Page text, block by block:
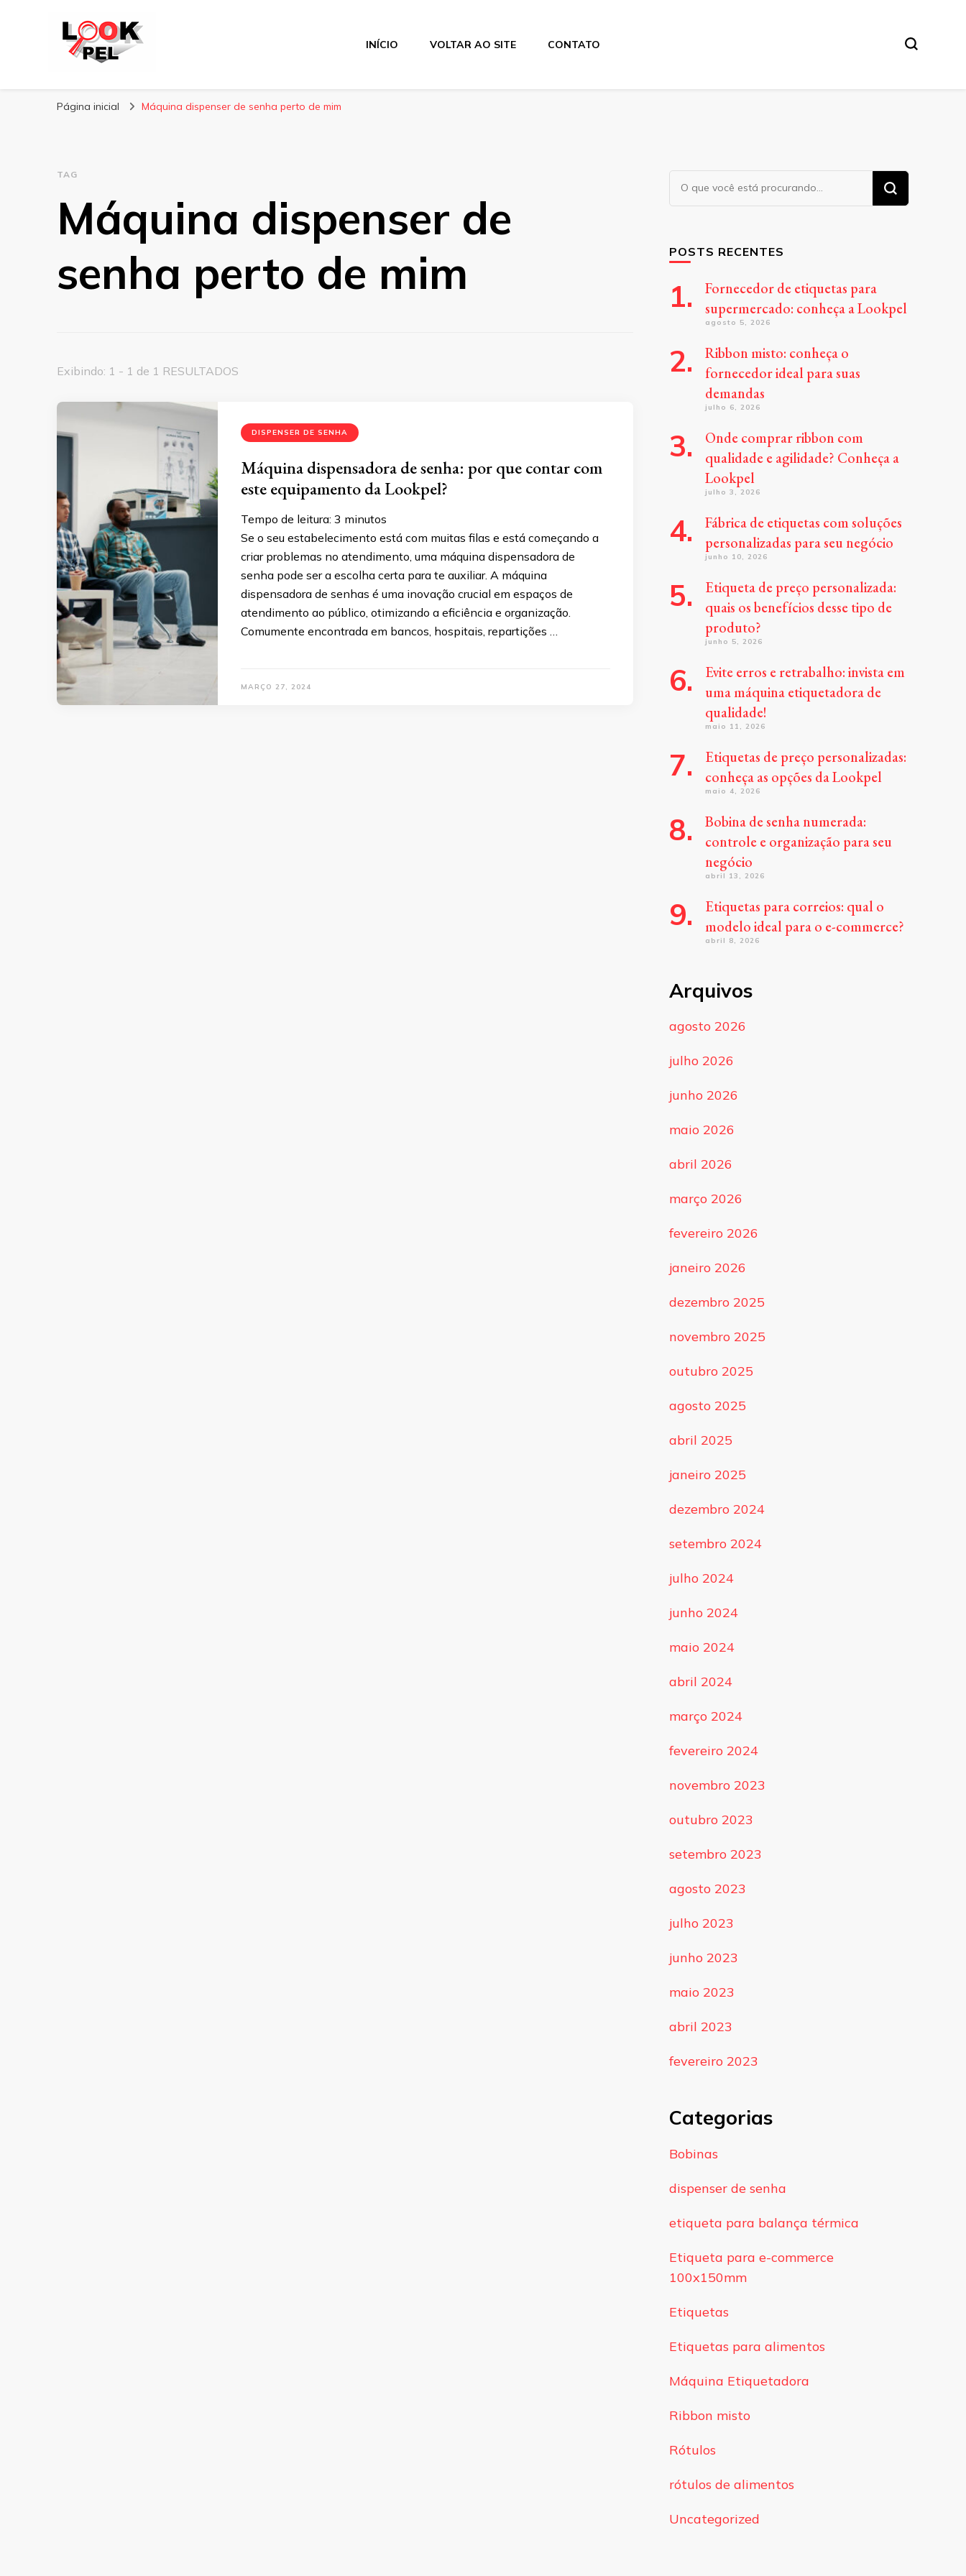
Lookpel
INÍCIO VOLTAR AO SITE CONTATO
Página inicial Máquina dispenser de senha perto de mim
TAG
Máquina dispenser de
senha perto de mim
Exibindo: 1 - 1 de 1 RESULTADOS
DISPENSER DE SENHA
Máquina dispensadora de senha: por que contar com
este equipamento da Lookpel?
Tempo de leitura: 3 minutos
Se o seu estabelecimento está com muitas filas e está começando a
criar problemas no atendimento, uma máquina dispensadora de
senha pode ser a escolha certa para te auxiliar. A máquina
dispensadora de senhas é uma inovação crucial em espaços de
atendimento ao público, otimizando a eficiência e organização.
Comumente encontrada em bancos, hospitais, repartições …
MARÇO 27, 2024
Procurando
algo?
POSTS RECENTES
Fornecedor de etiquetas para
supermercado: conheça a Lookpel
agosto 5, 2026
Ribbon misto: conheça o
fornecedor ideal para suas
demandas
julho 6, 2026
Onde comprar ribbon com
qualidade e agilidade? Conheça a
Lookpel
julho 3, 2026
Fábrica de etiquetas com soluções
personalizadas para seu negócio
junho 10, 2026
Etiqueta de preço personalizada:
quais os benefícios desse tipo de
produto?
junho 5, 2026
Evite erros e retrabalho: invista em
uma máquina etiquetadora de
qualidade!
maio 11, 2026
Etiquetas de preço personalizadas:
conheça as opções da Lookpel
maio 4, 2026
Bobina de senha numerada:
controle e organização para seu
negócio
abril 13, 2026
Etiquetas para correios: qual o
modelo ideal para o e-commerce?
abril 8, 2026
Arquivos
agosto 2026
julho 2026
junho 2026
maio 2026
abril 2026
março 2026
fevereiro 2026
janeiro 2026
dezembro 2025
novembro 2025
outubro 2025
agosto 2025
abril 2025
janeiro 2025
dezembro 2024
setembro 2024
julho 2024
junho 2024
maio 2024
abril 2024
março 2024
fevereiro 2024
novembro 2023
outubro 2023
setembro 2023
agosto 2023
julho 2023
junho 2023
maio 2023
abril 2023
fevereiro 2023
Categorias
Bobinas
dispenser de senha
etiqueta para balança térmica
Etiqueta para e-commerce
100x150mm
Etiquetas
Etiquetas para alimentos
Máquina Etiquetadora
Ribbon misto
Rótulos
rótulos de alimentos
Uncategorized